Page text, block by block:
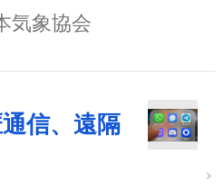
気象協会
信、遠隔